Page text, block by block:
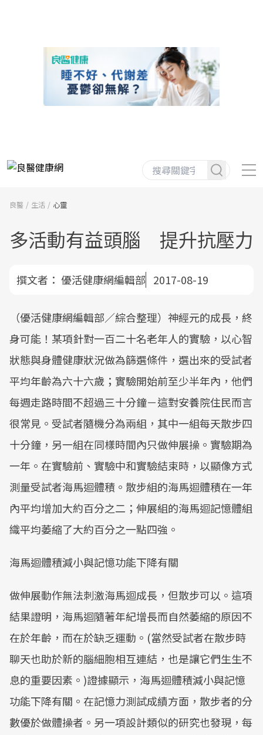
良醫 生活 心靈
多活動有益頭腦 提升抗壓力
撰文者： 優活健康網編輯部 2017-08-19
（優活健康網編輯部／綜合整理）神經元的成長，終
身可能！某項針對一百二十名老年人的實驗，以心智
狀態與身體健康狀況做為篩選條件，選出來的受試者
平均年齡為六十六歲；實驗開始前至少半年內，他們
每週走路時間不超過三十分鐘－這對安養院住民而言
很常見。受試者隨機分為兩組，其中一組每天散步四
十分鐘，另一組在同樣時間內只做伸展操。實驗期為
一年。在實驗前、實驗中和實驗結束時，以顯像方式
測量受試者海馬迴體積。散步組的海馬迴體積在一年
內平均增加大約百分之二；伸展組的海馬迴記憶體組
織平均萎縮了大約百分之一點四強。
海馬迴體積減小與記憶功能下降有關
做伸展動作無法刺激海馬迴成長，但散步可以。這項
結果證明，海馬迴隨著年紀增長而自然萎縮的原因不
在於年齡，而在於缺乏運動。(當然受試者在散步時
聊天也助於新的腦細胞相互連結，也是讓它們生生不
息的重要因素。)證據顯示，海馬迴體積減小與記憶
功能下降有關。在記憶力測試成績方面，散步者的分
數優於做體操者。另一項設計類似的研究也發現，每